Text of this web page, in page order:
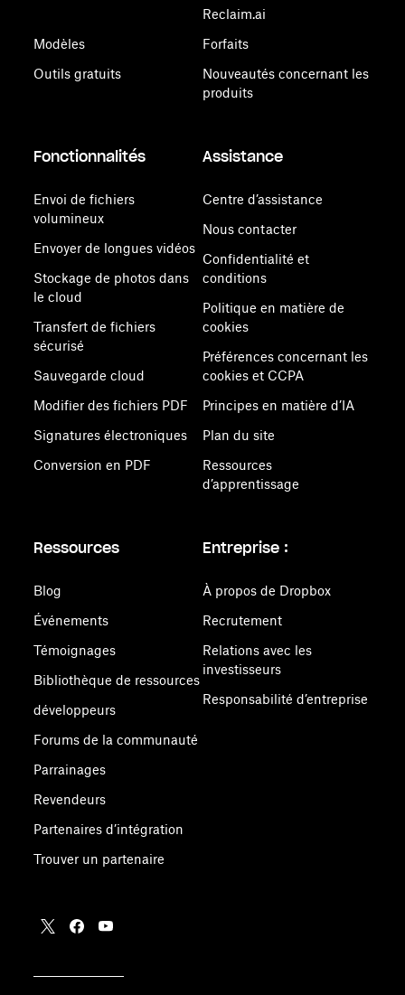
Modèles
Outils gratuits
Reclaim.ai
Forfaits
Nouveautés concernant les
produits
Fonctionnalités
Envoi de fichiers
volumineux
Envoyer de longues vidéos
Stockage de photos dans
le cloud
Transfert de fichiers
sécurisé
Sauvegarde cloud
Modifier des fichiers PDF
Signatures électroniques
Conversion en PDF
Assistance
Centre d’assistance
Nous contacter
Confidentialité et
conditions
Politique en matière de
cookies
Préférences concernant les
cookies et CCPA
Principes en matière d’IA
Plan du site
Ressources
d’apprentissage
Ressources
Blog
Événements
Témoignages
Bibliothèque de ressources
développeurs
Forums de la communauté
Parrainages
Revendeurs
Partenaires d’intégration
Trouver un partenaire
Entreprise :
À propos de Dropbox
Recrutement
Relations avec les
investisseurs
Responsabilité d’entreprise